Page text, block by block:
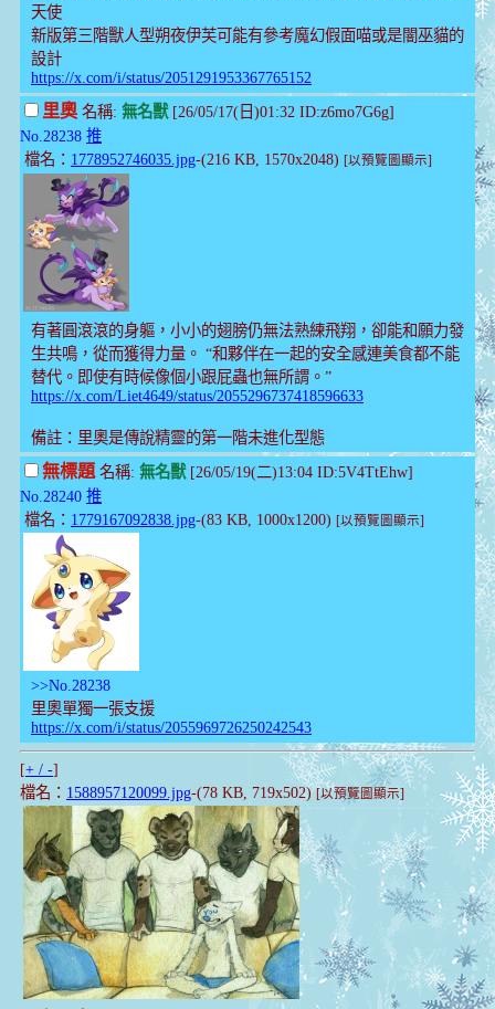
天使
新版第三階獸人型朔夜伊芙可能有參考魔幻假面喵或是闇巫貓的
設計
https://x.com/i/status/2051291953367765152
里奧 名稱: 無名獸[26/05/17(日)01:32 ID:z6mo7G6g]
No.28238 推
檔名： 1778952746035.jpg-(216 KB, 1570x2048) [以預覽圖顯示]
有著圓滾滾的身軀，小小的翅膀仍無法熟練飛翔，卻能和願力發
生共鳴，從而獲得力量。 “和夥伴在一起的安全感連美食都不能
替代。即使有時候像個小跟屁蟲也無所謂。”
https://x.com/Liet4649/status/2055296737418596633
備註：里奧是傳說精靈的第一階未進化型態
無標題名稱: 無名獸[26/05/19(二)13:04 ID:5V4TtEhw]
No.28240 推
檔名： 1779167092838.jpg-(83 KB, 1000x1200) [以預覽圖顯示]
>>No.28238
里奧單獨一張支援
https://x.com/i/status/2055969726250242543
[+ / -]
檔名： 1588957120099.jpg-(78 KB, 719x502)[以預覽圖顯示]